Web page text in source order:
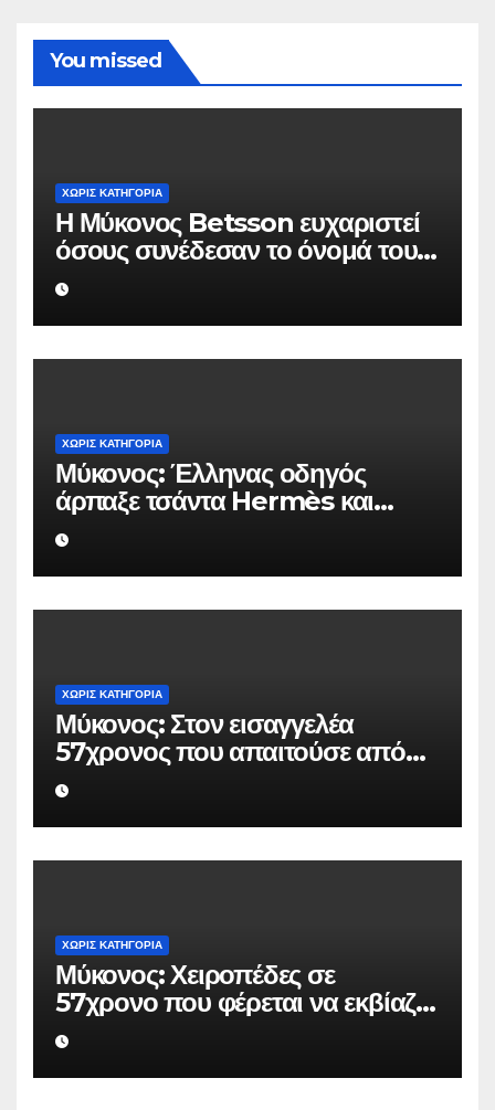
You missed
ΧΩΡΊΣ ΚΑΤΗΓΟΡΊΑ
Η Μύκονος Betsson ευχαριστεί
όσους συνέδεσαν το όνομά τους
με την ιστορική χρονιά
ΧΩΡΊΣ ΚΑΤΗΓΟΡΊΑ
Μύκονος: Έλληνας οδηγός
άρπαξε τσάντα Hermès και
Rolex αξίας 75.000 ευρώ από
Ουκρανό τουρίστα
ΧΩΡΊΣ ΚΑΤΗΓΟΡΊΑ
Μύκονος: Στον εισαγγελέα
57χρονος που απαιτούσε από
επιχειρηματία 80.000 ευρώ για
να μην κάνει καταγγελίες σε
βάρος του
ΧΩΡΊΣ ΚΑΤΗΓΟΡΊΑ
Μύκονος: Χειροπέδες σε
57χρονο που φέρεται να εκβίαζε
επιχείρηση για να «θάψει»
ψευδείς καταγγελίες – Η παγίδα
που του έστησε η ΕΛ.ΑΣ.